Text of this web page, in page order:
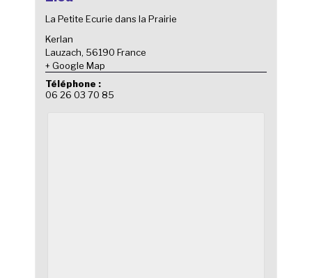
La Petite Ecurie dans la Prairie
Kerlan
Lauzach, 56190 France
+ Google Map
Téléphone :
06 26 03 70 85